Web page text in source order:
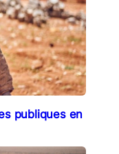
publiques en